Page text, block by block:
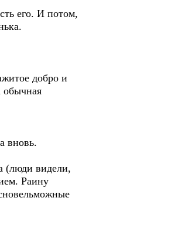
его. И потом,
добро и
обычная
вновь.
(люди видели,
Раину